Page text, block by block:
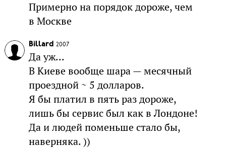
Примерно на порядок дороже, чем
в Москве
Billard 2007
Да уж...
В Киеве вообще шара — месячный
проездной ~ 5 долларов.
Я бы платил в пять раз дороже,
лишь бы сервис был как в Лондоне!
Да и людей поменьше стало бы,
наверняка. ))